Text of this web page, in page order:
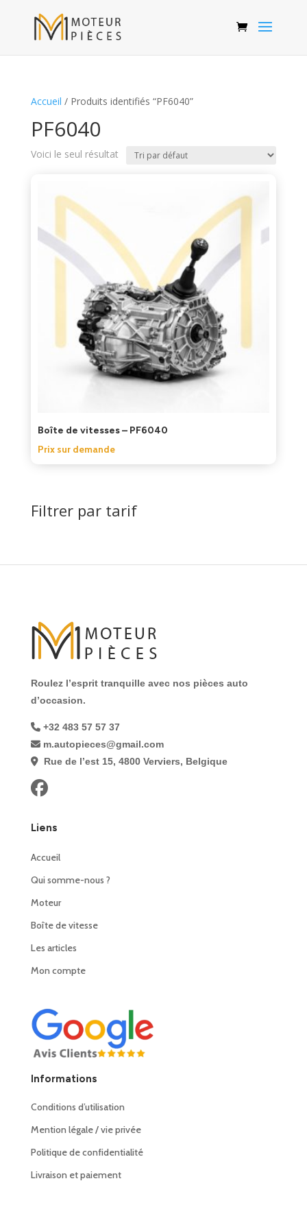
Accueil / Produits identifiés “PF6040”
PF6040
Voici le seul résultat
Boîte de vitesses – PF6040
Prix sur demande
Filtrer par tarif
Roulez l’esprit tranquille avec nos pièces auto
d’occasion.
+32 483 57 57 37
m.autopieces@gmail.com
Rue de l’est 15, 4800 Verviers, Belgique
Liens
Accueil
Qui somme-nous ?
Moteur
Boîte de vitesse
Les articles
Mon compte
Informations
Conditions d’utilisation
Mention légale / vie privée
Politique de confidentialité
Livraison et paiement